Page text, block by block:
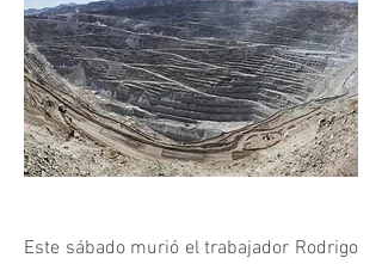
Este sábado murió el trabajador Rodrigo